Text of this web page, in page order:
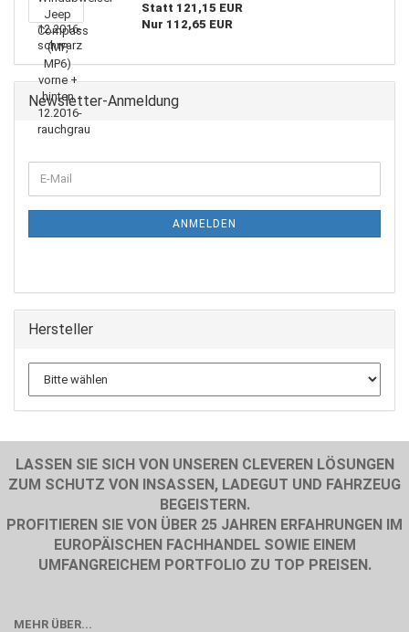
Statt 121,15 EUR
Nur 112,65 EUR
Newsletter-Anmeldung
ZUR
E-
Mail
ANMELDEN
Hersteller
LASSEN SIE SICH VON UNSEREN CLEVEREN LÖSUNGEN
ZUM SCHUTZ VON INSASSEN, LADEGUT UND FAHRZEUG
BEGEISTERN.
PROFITIEREN SIE VON ÜBER 25 JAHREN ERFAHRUNGEN IM
EUROPÄISCHEN FACHHANDEL SOWIE EINEM
UMFANGREICHEM PORTFOLIO ZU TOP PREISEN.
MEHR ÜBER...